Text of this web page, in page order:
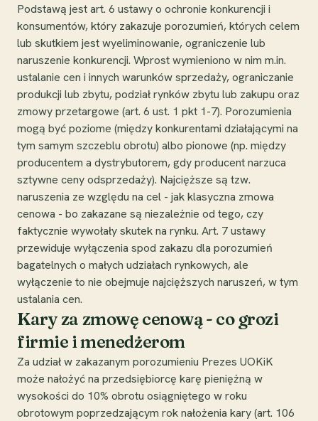
Podstawą jest art. 6 ustawy o ochronie konkurencji i
konsumentów, który zakazuje porozumień, których celem
lub skutkiem jest wyeliminowanie, ograniczenie lub
naruszenie konkurencji. Wprost wymieniono w nim m.in.
ustalanie cen i innych warunków sprzedaży, ograniczanie
produkcji lub zbytu, podział rynków zbytu lub zakupu oraz
zmowy przetargowe (art. 6 ust. 1 pkt 1-7). Porozumienia
mogą być poziome (między konkurentami działającymi na
tym samym szczeblu obrotu) albo pionowe (np. między
producentem a dystrybutorem, gdy producent narzuca
sztywne ceny odsprzedaży). Najcięższe są tzw.
naruszenia ze względu na cel - jak klasyczna zmowa
cenowa - bo zakazane są niezależnie od tego, czy
faktycznie wywołały skutek na rynku. Art. 7 ustawy
przewiduje wyłączenia spod zakazu dla porozumień
bagatelnych o małych udziałach rynkowych, ale
wyłączenie to nie obejmuje najcięższych naruszeń, w tym
ustalania cen.
Kary za zmowę cenową - co grozi
firmie i menedżerom
Za udział w zakazanym porozumieniu Prezes UOKiK
może nałożyć na przedsiębiorcę karę pieniężną w
wysokości do 10% obrotu osiągniętego w roku
obrotowym poprzedzającym rok nałożenia kary (art. 106